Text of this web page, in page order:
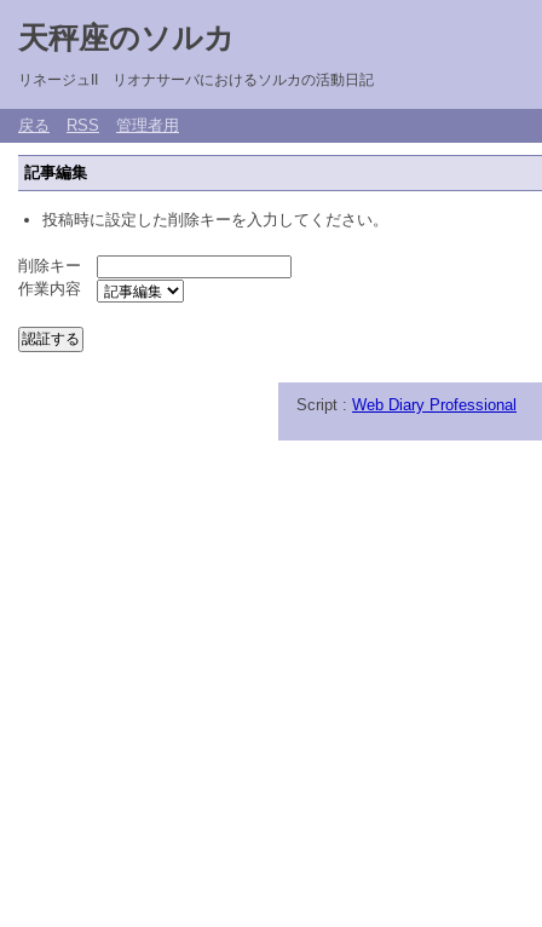
天秤座のソルカ
リネージュII リオナサーバにおけるソルカの活動日記
戻る RSS 管理者用
記事編集
投稿時に設定した削除キーを入力してください。
削除キー
作業内容
Script : Web Diary Professional